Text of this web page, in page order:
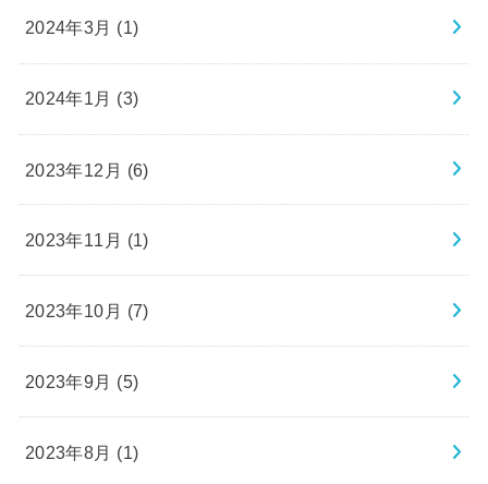
2024年3月 (1)
2024年1月 (3)
2023年12月 (6)
2023年11月 (1)
2023年10月 (7)
2023年9月 (5)
2023年8月 (1)